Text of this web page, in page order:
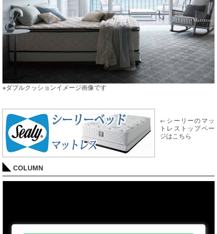
※ダブルクッションイメージ画像です
←シーリーのマッ
トレストップペー
ジはこちら
COLUMN